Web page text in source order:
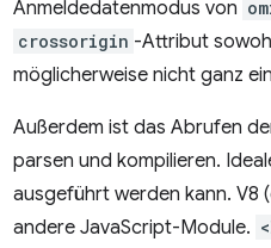
Anmeldedatenmodus von
crossorigin -Attribut
möglicherweise nicht ganz
Außerdem ist das Abrufen
parsen und kompilieren.
ausgeführt werden kann. V8
andere JavaScript-Module.